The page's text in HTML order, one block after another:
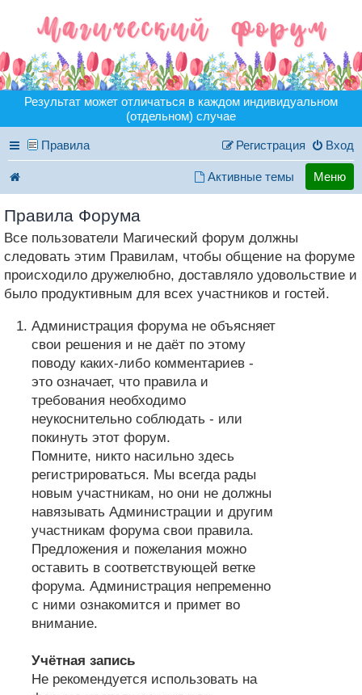
Результат может отличаться в каждом индивидуальном
(отдельном) случае
Правила Вход
Регистрация
Активные темы Меню
Правила Форума
Все пользователи Магический форум должны
следовать этим Правилам, чтобы общение на форуме
происходило дружелюбно, доставляло удовольствие и
было продуктивным для всех участников и гостей.
Администрация форума не объясняет
свои решения и не даёт по этому
поводу каких-либо комментариев -
это означает, что правила и
требования необходимо
неукоснительно соблюдать - или
покинуть этот форум.
Помните, никто насильно здесь
регистрироваться. Мы всегда рады
новым участникам, но они не должны
навязывать Администрации и другим
участникам форума свои правила.
Предложения и пожелания можно
оставить в соответствующей ветке
форума. Администрация непременно
с ними ознакомится и примет во
внимание.
Учётная запись
Не рекомендуется использовать на